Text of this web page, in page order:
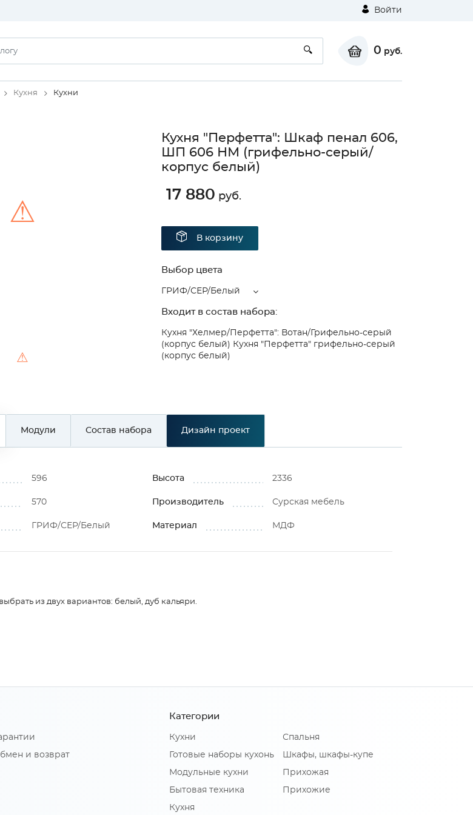
Войти
0 руб.
Кухня Кухни
⚠
⚠
Кухня "Перфетта": Шкаф пенал 606,
ШП 606 НМ (грифельно-серый/
корпус белый)
17 880 руб.
В корзину
Выбор цвета
ГРИФ/СЕР/Белый
Входит в состав набора:
Кухня "Хелмер/Перфетта": Вотан/Грифельно-серый
(корпус белый) Кухня "Перфетта" грифельно-серый
(корпус белый)
Модули Состав набора Дизайн проект
596 Высота 2336
570 Производитель Сурская мебель
ГРИФ/СЕР/Белый Материал МДФ
из двух вариантов: белый, дуб кальяри.
и возврат
Категории
Кухни
Готовые наборы кухонь
Модульные кухни
Бытовая техника
Кухня
Спальня
Шкафы, шкафы-купе
Прихожая
Прихожие